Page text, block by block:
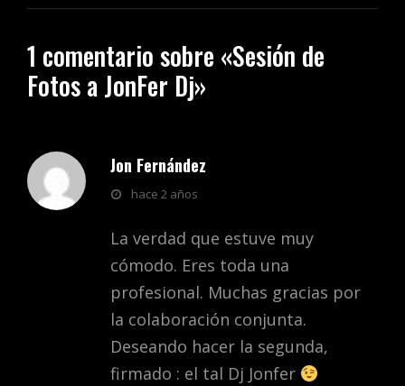
1 comentario sobre «Sesión de
Fotos a JonFer Dj»
Jon Fernández
dice:hace 2 años
La verdad que estuve muy
cómodo. Eres toda una
profesional. Muchas gracias por
la colaboración conjunta.
Deseando hacer la segunda,
firmado : el tal Dj Jonfer